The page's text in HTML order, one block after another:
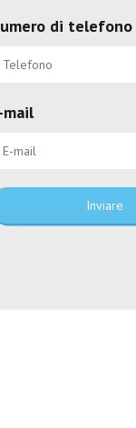
di telefono
mail
Inviare